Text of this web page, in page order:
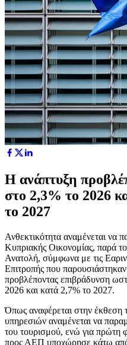
Η ανάπτυξη
στο 2,3% το 2026
το 2027
Ανθεκτικότητα αναμένεται να
Κυπριακής Οικονομίας, παρά
Ανατολή, σύμφωνα με τις
Επιτροπής που
προβλέποντας επιβράδυνση
2026 και κατά 2,7% το 2027.
Όπως αναφέρεται στην έκθεση
υπηρεσιών αναμένεται να
του τουρισμού, ενώ για πρώτη
προς ΑΕΠ υποχώρησε κάτω από